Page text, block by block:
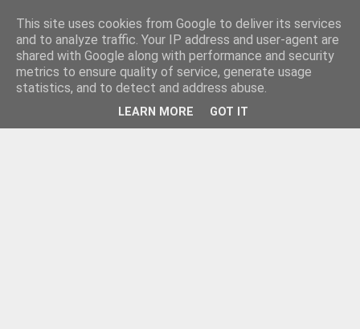
This site uses cookies from Google to deliver its services
and to analyze traffic. Your IP address and user-agent are
shared with Google along with performance and security
metrics to ensure quality of service, generate usage
statistics, and to detect and address abuse.
LEARN MORE GOT IT